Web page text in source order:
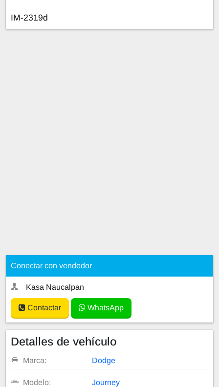
IM-2319d
Conectar con vendedor
Kasa Naucalpan
Contactar WhatsApp
Detalles de vehículo
Marca: Dodge
Modelo: Journey